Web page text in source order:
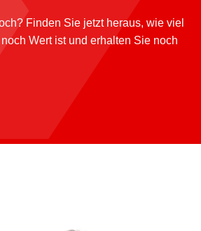
Finden Sie jetzt heraus, wie viel
Wert ist und erhalten Sie noch